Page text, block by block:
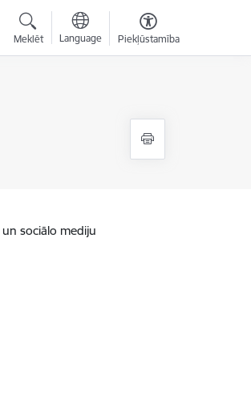
Meklēt Language Piekļūstamība
sociālo mediju